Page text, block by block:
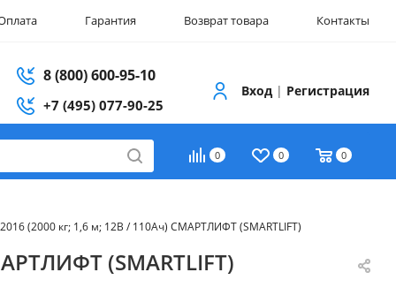
Гарантия Возврат товара Контакты
8 (800) 600-95-10
+7 (495) 077-90-25
Вход | Регистрация
0 0 0
(2000 кг; 1,6 м; 12В / 110Ач) СМАРТЛИФТ (SMARTLIFT)
(SMARTLIFT)